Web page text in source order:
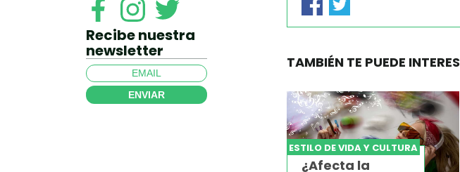
Recibe nuestra
newsletter
ENVIAR
TAMBIÉN TE PUEDE
ESTILO DE VIDA Y CULTURA
¿Afecta la